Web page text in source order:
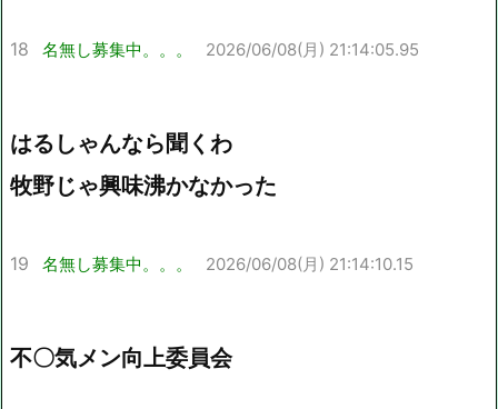
18 名無し募集中。。。 2026/06/08(月) 21:14:05.95
はるしゃんなら聞くわ
牧野じゃ興味沸かなかった
19 名無し募集中。。。 2026/06/08(月) 21:14:10.15
不〇気メン向上委員会